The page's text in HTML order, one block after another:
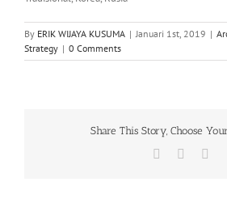
By ERIK WIJAYA KUSUMA | Januari 1st, 2019 |
Strategy | 0 Comments
Share This Story, Choose
Facebook